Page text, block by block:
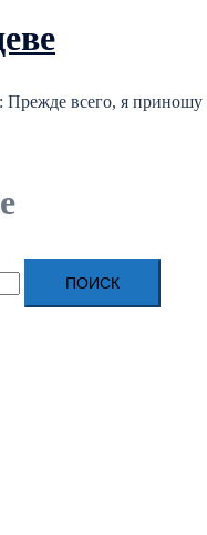
всего, я